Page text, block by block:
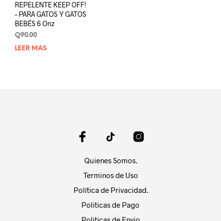
REPELENTE KEEP OFF!
– PARA GATOS Y GATOS
BEBÉS 6 Onz
Q90.00
LEER MÁS
Quienes Somos.
Terminos de Uso
Política de Privacidad.
Politicas de Pago